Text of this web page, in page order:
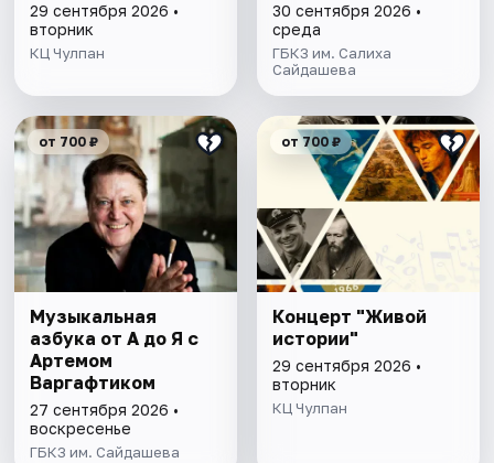
29 сентября 2026 •
вторник
КЦ Чулпан
30 сентября 2026 •
среда
ГБКЗ им. Салиха
Сайдашева
от 700 ₽
Музыкальная
азбука от А до Я с
Артемом
Варгафтиком
27 сентября 2026 •
воскресенье
ГБКЗ им. Сайдашева
от 700 ₽
Концерт "Живой
истории"
29 сентября 2026 •
вторник
КЦ Чулпан